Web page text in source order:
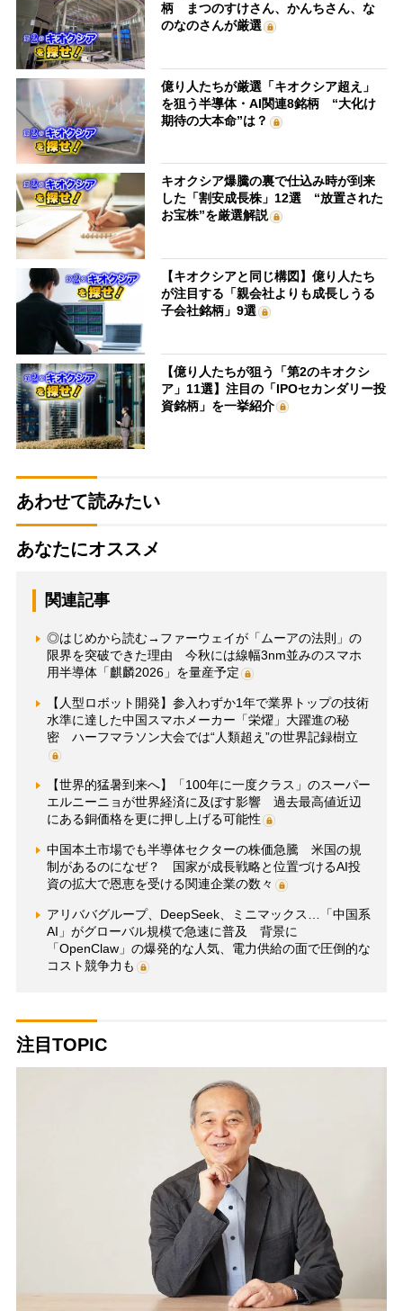
柄 まつのすけさん、かんちさん、な
のなのさんが厳選
億り人たちが厳選「キオクシア超え」
を狙う半導体・AI関連8銘柄 “大化け
期待の大本命”は？
キオクシア爆騰の裏で仕込み時が到来
した「割安成長株」12選 “放置された
お宝株”を厳選解説
【キオクシアと同じ構図】億り人たち
が注目する「親会社よりも成長しうる
子会社銘柄」9選
【億り人たちが狙う「第2のキオクシ
ア」11選】注目の「IPOセカンダリー投
資銘柄」を一挙紹介
あわせて読みたい
あなたにオススメ
関連記事
◎はじめから読む→ファーウェイが「ムーアの法則」の
限界を突破できた理由 今秋には線幅3nm並みのスマホ
用半導体「麒麟2026」を量産予定
【人型ロボット開発】参入わずか1年で業界トップの技術
水準に達した中国スマホメーカー「栄燿」大躍進の秘
密 ハーフマラソン大会では“人類超え”の世界記録樹立
【世界的猛暑到来へ】「100年に一度クラス」のスーパー
エルニーニョが世界経済に及ぼす影響 過去最高値近辺
にある銅価格を更に押し上げる可能性
中国本土市場でも半導体セクターの株価急騰 米国の規
制があるのになぜ？ 国家が成長戦略と位置づけるAI投
資の拡大で恩恵を受ける関連企業の数々
アリババグループ、DeepSeek、ミニマックス…「中国系
AI」がグローバル規模で急速に普及 背景に
「OpenClaw」の爆発的な人気、電力供給の面で圧倒的な
コスト競争力も
注目TOPIC